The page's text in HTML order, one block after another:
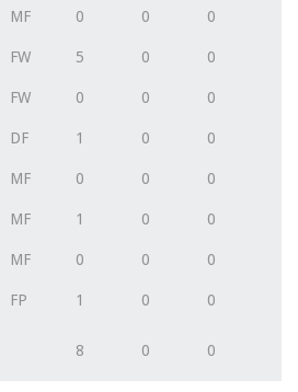
MF 0 0 0
FW 5 0 0
FW 0 0 0
DF 1 0 0
MF 0 0 0
MF 1 0 0
MF 0 0 0
FP 1 0 0
8 0 0